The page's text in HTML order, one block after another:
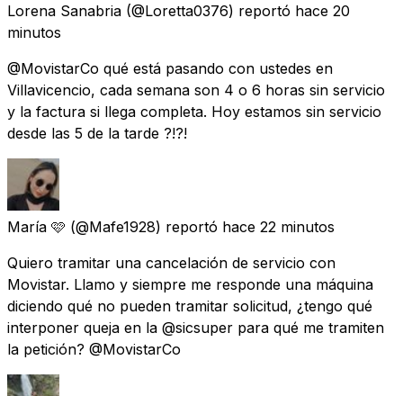
Lorena Sanabria (@Loretta0376) reportó hace 20
minutos
@MovistarCo qué está pasando con ustedes en
Villavicencio, cada semana son 4 o 6 horas sin servicio
y la factura si llega completa. Hoy estamos sin servicio
desde las 5 de la tarde ?!?!
María 🩷 (@Mafe1928) reportó hace 22 minutos
Quiero tramitar una cancelación de servicio con
Movistar. Llamo y siempre me responde una máquina
diciendo qué no pueden tramitar solicitud, ¿tengo qué
interponer queja en la @sicsuper para qué me tramiten
la petición? @MovistarCo